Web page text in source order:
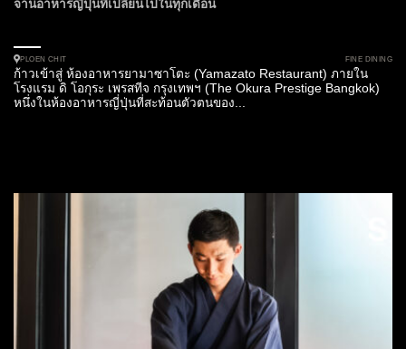
จานอาหารญี่ปุ่นที่เปลี่ยนไปในทุกเดือน
PLOEN CHIT FINE DINING
ก้าวเข้าสู่ ห้องอาหารยามาซาโตะ (Yamazato Restaurant) ภายใน
โรงแรม ดิ โอกุระ เพรสทีจ กรุงเทพฯ (The Okura Prestige Bangkok)
หนึ่งในห้องอาหารญี่ปุ่นที่สะท้อนตัวตนของ...